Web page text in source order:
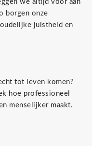
we altijd voor aan
borgen onze
juistheid en
tot leven komen?
hoe professioneel
menselijker maakt.